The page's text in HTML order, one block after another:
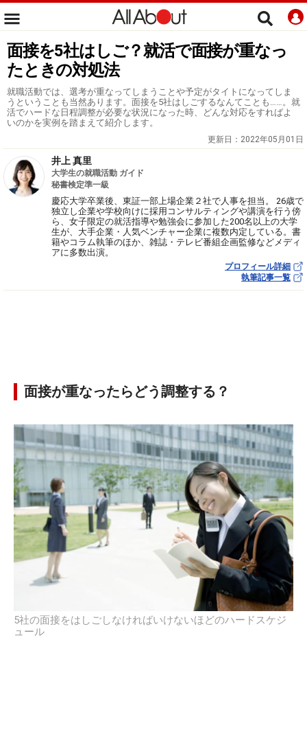
面接を5社はしご？就活で面接が重なっ
たときの対処法
就職活動では、選考が重なってしまうことや予定がタイトになってしま
うということも当然あります。面接を5社はしごするなんてことも……。就
活でハードな日程調整が必要な状況になった時、どんな対応をすればよ
いのかを実例を踏まえて紹介します。
更新日： 2022年05月01日
井上 真里
大学生の就職活動 ガイド
秘書検定準一級
慶応大学卒業後、東証一部上場企業２社で人事を担当。 26歳で
独立し企業や学校向けに採用コンサルティングや講演を行う傍
ら、女子限定の就活指導や勉強会に参加した200名以上の大学
生が、大手企業・人気ベンチャー企業に複数内定している。書
籍やコラム執筆のほか、雑誌・テレビ番組企画監修などメディ
アに多数出演。
プロフィール詳細
執筆記事一覧
面接が重なったらどう調整する？
5社の面接をはしごしなければいけないほどのハードスケジ
ュール